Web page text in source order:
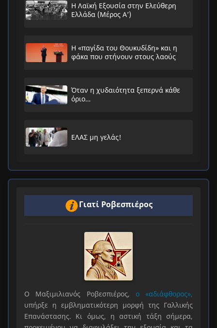
Η Λαϊκή Εξουσία στην Ελεύθερη
Ελλάδα (Μέρος Α’)
Η «παγίδα του Θουκυδίδη» και η
φάκα που στήνουν στους λαούς
Όταν η χυδαιότητα ξεπερνά κάθε
όριο…
ΕΛΑΣ μη γελάς!
Γιατί Ροβεσπιέρος
Ο Μαξιμιλιανός Ροβεσπιέρος, ο «αδιάφθορος»,
υπήρξε η εμβληματικότερη μορφή της Γαλλικής
Επανάστασης. Κι όμως, η αστική τάξη σήμερα,